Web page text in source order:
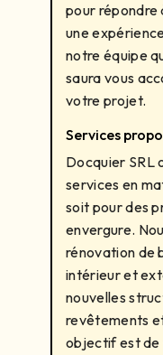
pour répondre
une
notre équipe
saura vous
votre projet.
Services
Docquier SRL
services en
soit pour des
envergure.
rénovation de
intérieur et
nouvelles
revêtements
objectif est de